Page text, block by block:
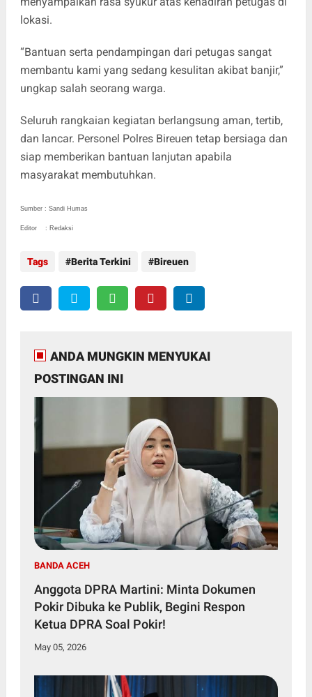
lokasi.
“Bantuan serta pendampingan dari petugas sangat
membantu kami yang sedang kesulitan akibat banjir,”
ungkap salah seorang warga.
Seluruh rangkaian kegiatan berlangsung aman, tertib,
dan lancar. Personel Polres Bireuen tetap bersiaga dan
siap memberikan bantuan lanjutan apabila
masyarakat membutuhkan.
Sumber : Sandi Humas
Editor : Redaksi
Tags Berita Terkini Bireuen
ANDA MUNGKIN MENYUKAI
POSTINGAN INI
BANDA ACEH
Anggota DPRA Martini: Minta Dokumen
Pokir Dibuka ke Publik, Begini Respon
Ketua DPRA Soal Pokir!
May 05, 2026